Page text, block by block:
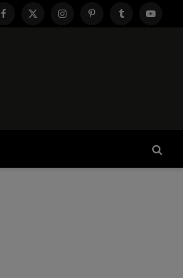
Facebook
X
InstagramPinterestTumblr